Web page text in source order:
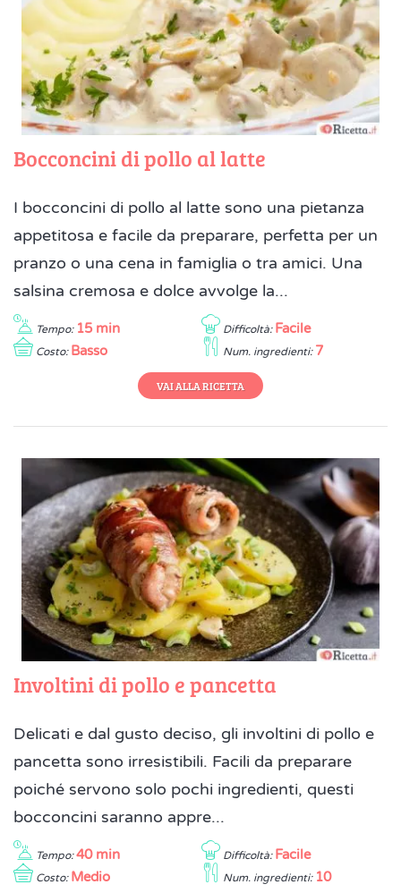
Bocconcini di pollo al latte
I bocconcini di pollo al latte sono una pietanza
appetitosa e facile da preparare, perfetta per un
pranzo o una cena in famiglia o tra amici. Una
salsina cremosa e dolce avvolge la...
Tempo: 15 min Difficoltà: Facile
Costo: Basso Num. ingredienti: 7
VAI ALLA RICETTA
Involtini di pollo e pancetta
Delicati e dal gusto deciso, gli involtini di pollo e
pancetta sono irresistibili. Facili da preparare
poiché servono solo pochi ingredienti, questi
bocconcini saranno appre...
Tempo: 40 min Difficoltà: Facile
Costo: Medio Num. ingredienti: 10